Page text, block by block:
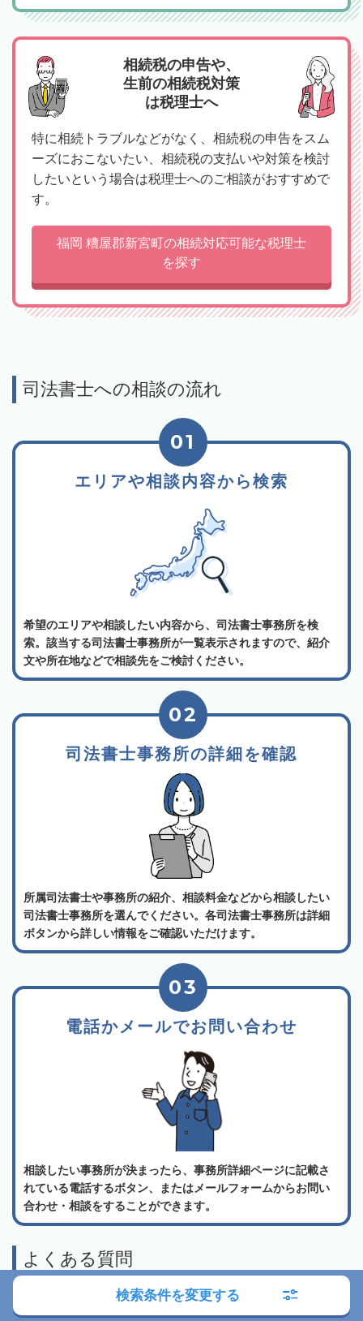
相続税の申告や、
生前の相続税対策
は税理士へ
特に相続トラブルなどがなく、相続税の申告をスム
ーズにおこないたい、相続税の支払いや対策を検討
したいという場合は税理士へのご相談がおすすめで
す。
福岡 糟屋郡新宮町の相続対応可能な税理士
を探す
司法書士への相談の流れ
エリアや相談内容から検索
01
希望のエリアや相談したい内容から、司法書士事務所を検
索。該当する司法書士事務所が一覧表示されますので、紹介
文や所在地などで相談先をご検討ください。
司法書士事務所の詳細を確認
02
所属司法書士や事務所の紹介、相談料金などから相談したい
司法書士事務所を選んでください。各司法書士事務所は詳細
ボタンから詳しい情報をご確認いただけます。
電話かメールでお問い合わせ
03
相談したい事務所が決まったら、事務所詳細ページに記載さ
れている電話するボタン、またはメールフォームからお問い
合わせ・相談をすることができます。
よくある質問
相続会議の利用は無料でしょうか？
検索条件を変更する